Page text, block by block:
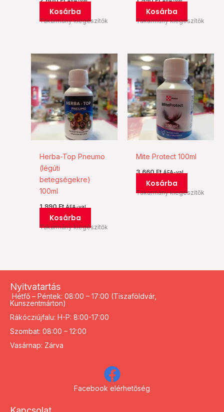
Kosárba
Takarmány kiegészítők
Kosárba
Takarmány kiegészítők
Herba-Top Pneumo
(légúti
betegségekre)
100ml
1.990Ft ÁFA-val
Kosárba
Takarmány kiegészítők
Mite Protect 100ml
3.660Ft ÁFA-val
Kosárba
Takarmány kiegészítők
Nyitvatartás
Hétfő – Péntek: 08:00 – 17:00 (Tiszaföldvár,
Kunszentmárton)
Rákócziújfalu: H-P: 8:00-17:00
Szombat: 08:00 – 12:00
Vasárnap: Zárva
Facebook elérhetőség